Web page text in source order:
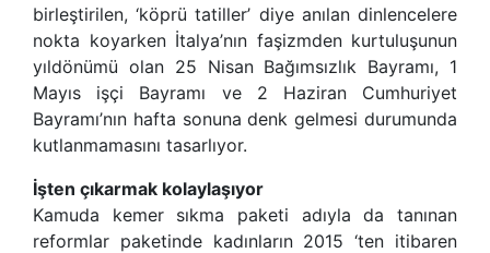
birleştirilen, ‘köprü tatiller’ diye anılan dinlencelere
nokta koyarken İtalya’nın faşizmden kurtuluşunun
yıldönümü olan 25 Nisan Bağımsızlık Bayramı, 1
Mayıs işçi Bayramı ve 2 Haziran Cumhuriyet
Bayramı’nın hafta sonuna denk gelmesi durumunda
kutlanmamasını tasarlıyor.
İşten çıkarmak kolaylaşıyor
Kamuda kemer sıkma paketi adıyla da tanınan
reformlar paketinde kadınların 2015 ‘ten itibaren